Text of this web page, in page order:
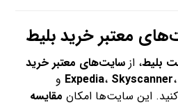
معتبر خرید بلیط
بلیط، ازسایت‌های معتبر خرید
Expedia، Skyscanner،
و
این سایت‌ها امکان مقایسه